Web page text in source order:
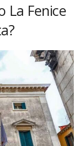
La Fenice